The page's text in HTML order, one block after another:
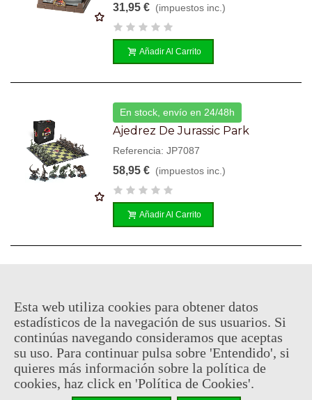
31,95 € (impuestos inc.)
Añadir Al Carrito
En stock, envío en 24/48h
Ajedrez De Jurassic Park
Referencia: JP7087
58,95 € (impuestos inc.)
Añadir Al Carrito
Jurassic Park
Referencia: JPK5930
34,95 € (impuestos inc.)
Añadir Al Carrito
Esta web utiliza cookies para obtener datos
estadísticos de la navegación de sus usuarios. Si
continúas navegando consideramos que aceptas
su uso. Para continuar pulsa sobre 'Entendido', si
quieres más información sobre la política de
cookies, haz click en 'Política de Cookies'.